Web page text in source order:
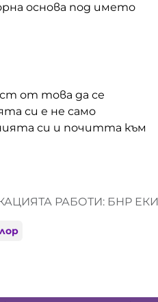
основа под името
от това да се
си е не само
си и почитта към
РАБОТИ: БНР